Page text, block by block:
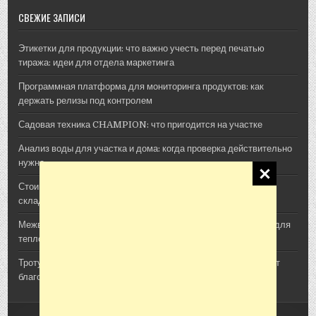
СВЕЖИЕ ЗАПИСИ
Этикетки для продукции: что важно учесть перед печатью
тиража: идеи для отдела маркетинга
Программная платформа для мониторинга продуктов: как
держать релизы под контролем
Садовая техника CHAMPION: что пригодится на участке
Анализ воды для участка и дома: когда проверка действительно
нужна
Стоимость архитектурной 3D-визуализации: из чего
складывается смета проекта
Межвенцовый утеплитель Политерм: как выбрать материал для
теплого деревянного дома
Тротуарная плитка, шпалы и утяжелители: как ЖБИ помогают
благоустроить участок